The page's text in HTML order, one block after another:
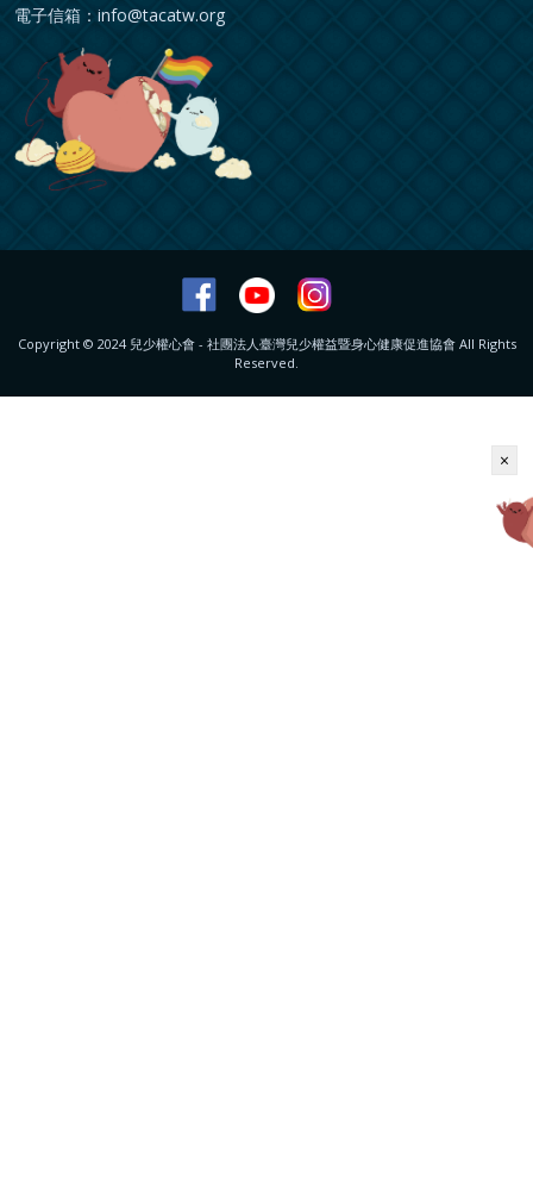
×
電子信箱： info@tacatw.org
Copyright © 2024 兒少權心會 - 社團法人臺灣兒少權益暨身心健康促進協會 All Rights
Reserved.